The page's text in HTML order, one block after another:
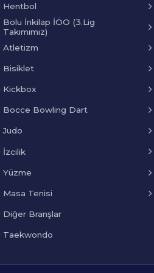
Hentbol
Bolu İnkilap İÖO (3.Lig
Takımımız)
Atletizm
Bisiklet
Kickbox
Bocce Bowling Dart
Judo
İzcilik
Yüzme
Masa Tenisi
Diğer Branşlar
Taekwondo